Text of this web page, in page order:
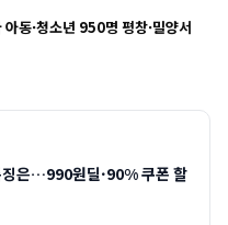
동·청소년 950명 평창·밀양서
징은…990원딜·90% 쿠폰 할